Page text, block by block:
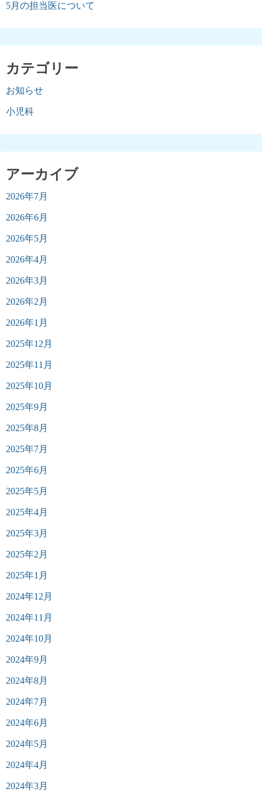
5月の担当医について
カテゴリー
お知らせ
小児科
アーカイブ
2026年7月
2026年6月
2026年5月
2026年4月
2026年3月
2026年2月
2026年1月
2025年12月
2025年11月
2025年10月
2025年9月
2025年8月
2025年7月
2025年6月
2025年5月
2025年4月
2025年3月
2025年2月
2025年1月
2024年12月
2024年11月
2024年10月
2024年9月
2024年8月
2024年7月
2024年6月
2024年5月
2024年4月
2024年3月